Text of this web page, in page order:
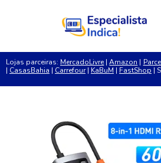
Lojas parceiras: MercadoLivre | Amazon |
| CasasBahia | Carrefour| KaBuM | FastShop |